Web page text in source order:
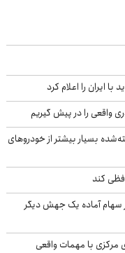
ایران را اعلام کرد
واقعی را در پیش گیریم
بسیار بیشتر از خودروهای
کند
فردا شنبه ۱۷ مرداد ۱۴۰۵/ بازار سهام آماده یک جهش دیگر